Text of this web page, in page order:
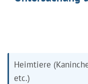
Heimtiere
etc.)